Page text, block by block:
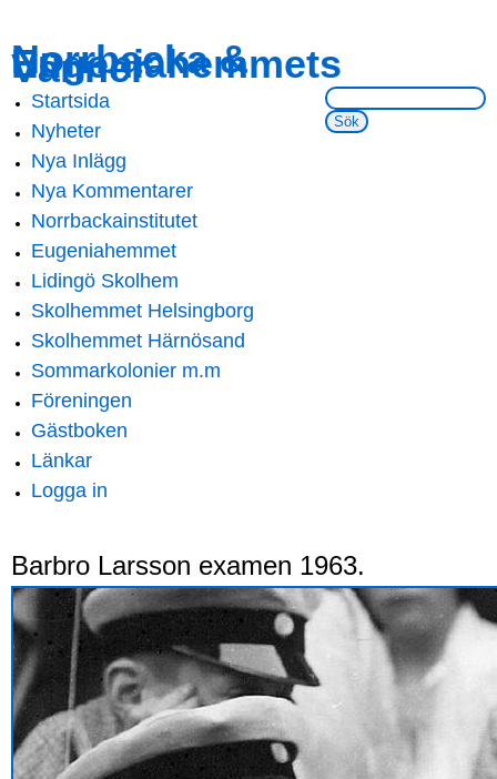
main
content
navigation
Norrbacka &
Eugeniahemmets
Vänner
Sök på webbsidan:
Main menu
Startsida
Nyheter
Nya Inlägg
Nya Kommentarer
Norrbackainstitutet
Eugeniahemmet
Lidingö Skolhem
Skolhemmet Helsingborg
Skolhemmet Härnösand
Sommarkolonier m.m
Föreningen
Gästboken
Länkar
Logga in
Barbro Larsson examen 1963.